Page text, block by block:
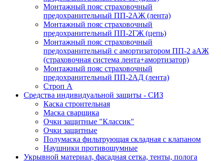
Монтажный пояс страховочный
предохранительный ПП-2АЖ (лента)
Монтажный пояс страховочный
предохранительный ПП-2ГЖ (цепь)
Монтажный пояс страховочный
предохранительный с амортизатором ПП-2 аАЖ
(страховочная система лента+амортизатор)
Монтажный пояс страховочный
предохранительный ПП-2АД (лента)
Строп А
Средства индивидуальной защиты - СИЗ
Каска строительная
Маска сварщика
Очки защитные "Классик"
Очки защитные
Полумаска фильтрующая складная с клапаном
Наушники противошумные
Укрывной материал, фасадная сетка, тенты, полога